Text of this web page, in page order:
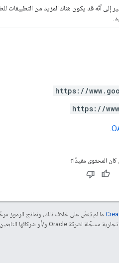
إلى أنّه قد يكون هناك المزيد من التطبيقات
https://
https://
.
المحتوى مفيدًا؟
ما لم يُنصّ على خلاف ذلك، ونماذج الرموز